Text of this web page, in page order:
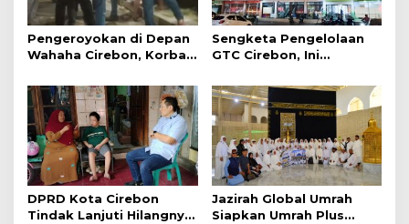
Pengeroyokan di Depan
Wahaha Cirebon, Korban
Polisi
Sengketa Pengelolaan
GTC Cirebon, Ini
Simanjuntak
DPRD Kota Cirebon
Tindak Lanjuti Hilangnya
Jazirah Global Umrah
Siapkan Umrah Plus